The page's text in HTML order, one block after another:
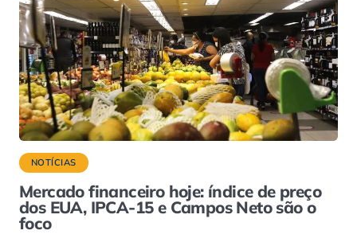
NOTÍCIAS
Mercado financeiro hoje: índice de preço
dos EUA, IPCA-15 e Campos Neto são o
foco